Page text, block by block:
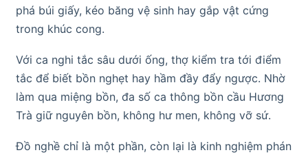
phá búi giấy, kéo băng vệ sinh hay gắp vật cứng
trong khúc cong.
Với ca nghi tắc sâu dưới ống, thợ kiểm tra tới điểm
tắc để biết bồn nghẹt hay hầm đầy đẩy ngược. Nhờ
làm qua miệng bồn, đa số ca thông bồn cầu Hương
Trà giữ nguyên bồn, không hư men, không vỡ sứ.
Đồ nghề chỉ là một phần, còn lại là kinh nghiệm phán